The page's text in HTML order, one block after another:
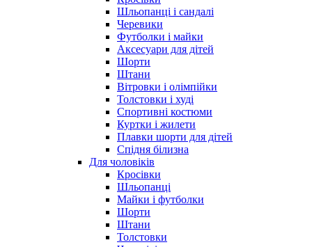
Шльопанці і сандалі
Черевики
Футболки і майки
Аксесуари для дітей
Шорти
Штани
Вітровки і олімпійки
Толстовки і худі
Спортивні костюми
Куртки і жилети
Плавки шорти для дітей
Спідня білизна
Для чоловіків
Кросівки
Шльопанці
Майки і футболки
Шорти
Штани
Толстовки